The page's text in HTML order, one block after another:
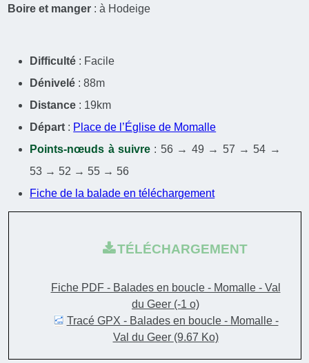
Boire et manger : à Hodeige
Difficulté : Facile
Dénivelé : 88m
Distance : 19km
Départ : Place de l’Église de Momalle
Points-nœuds à suivre : 56 → 49 → 57 → 54 →
53 → 52 → 55 → 56
Fiche de la balade en téléchargement
TÉLÉCHARGEMENT
Fiche PDF - Balades en boucle - Momalle - Val
du Geer (-1 o)
Tracé GPX - Balades en boucle - Momalle -
Val du Geer (9.67 Ko)